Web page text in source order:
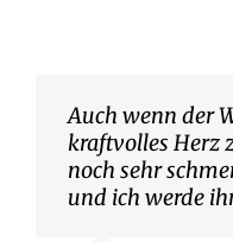
Auch wenn der
kraftvolles Herz
noch sehr
und ich werde